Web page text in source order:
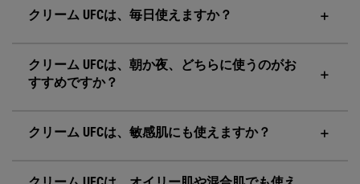
クリーム UFCは、毎日使えますか？
クリーム UFCは、朝か夜、どちらに使うのがお
すすめですか？
クリーム UFCは、敏感肌にも使えますか？